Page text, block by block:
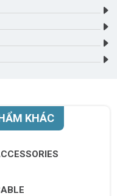
KHÁC